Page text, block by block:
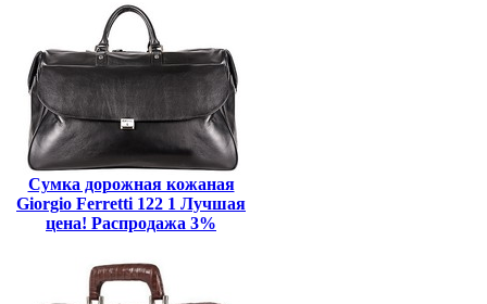
Сумка дорожная кожаная
Giorgio Ferretti 122 1 Лучшая
цена! Распродажа 3%